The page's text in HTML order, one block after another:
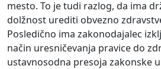
mesto. To je tudi razlog, da ima
dolžnost urediti obvezno
Posledično ima zakonodajalec
način uresničevanja pravice do
ustavnosodna presoja zakonske